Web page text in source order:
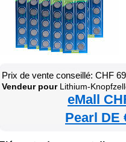
Prix de vente conseillé: CHF
Vendeur pourLithium-
eMall
Pearl DE